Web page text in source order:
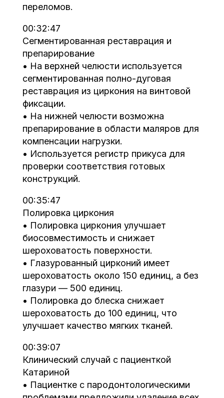
переломов.
00:32:47
Сегментированная реставрация и
препарирование
• На верхней челюсти используется
сегментированная полно-дуговая
реставрация из циркония на винтовой
фиксации.
• На нижней челюсти возможна
препарирование в области маляров для
компенсации нагрузки.
• Используется регистр прикуса для
проверки соответствия готовых
конструкций.
00:35:47
Полировка циркония
• Полировка циркония улучшает
биосовместимость и снижает
шероховатость поверхности.
• Глазурованный цирконий имеет
шероховатость около 150 единиц, а без
глазури — 500 единиц.
• Полировка до блеска снижает
шероховатость до 100 единиц, что
улучшает качество мягких тканей.
00:39:07
Клинический случай с пациенткой
Катариной
• Пациентке с пародонтологическими